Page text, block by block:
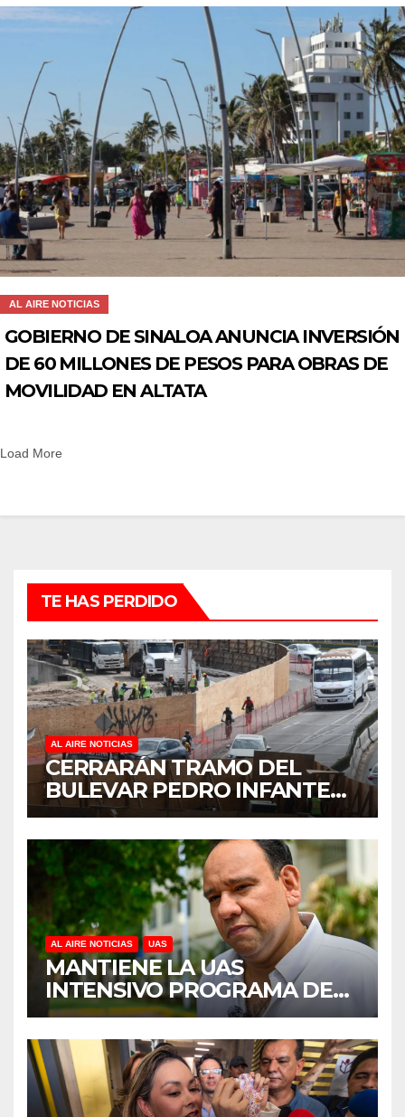
AL AIRE NOTICIAS
GOBIERNO DE SINALOA ANUNCIA INVERSIÓN
DE 60 MILLONES DE PESOS PARA OBRAS DE
MOVILIDAD EN ALTATA
Load More
TE HAS PERDIDO
AL AIRE NOTICIAS
CERRARÁN TRAMO DEL
BULEVAR PEDRO INFANTE
PARA ACELERAR OBRAS
ANTES DEL REGRESO A
CLASES
AL AIRE NOTICIAS UAS
MANTIENE LA UAS
INTENSIVO PROGRAMA DE
MANTENIMIENTO Y
REHABILITACIÓN EN SUS
PLANTELES ANTE EL INICIO
DEL CICLO ESCOLAR 2026-
2027